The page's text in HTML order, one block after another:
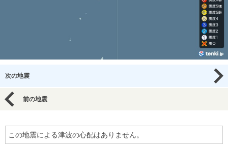
次の地震
前の地震
この地震による津波の心配はありません。